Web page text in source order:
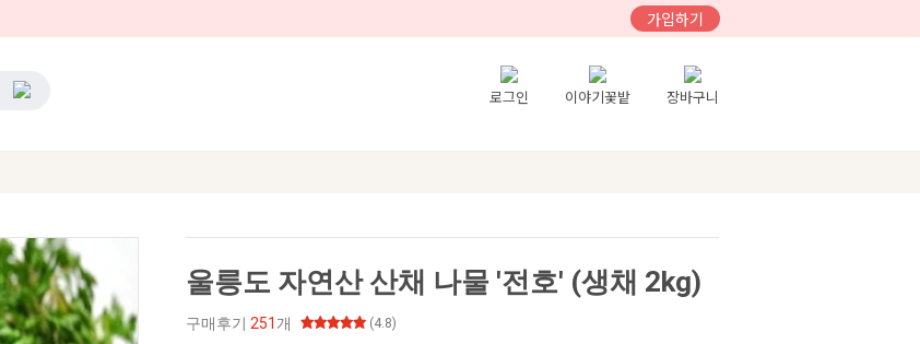
가입하기
로그인 이야기꽃밭 장바구니
울릉도 자연산 산채 나물 '전호' (생채 2kg)
구매후기 251 개 (4.8)